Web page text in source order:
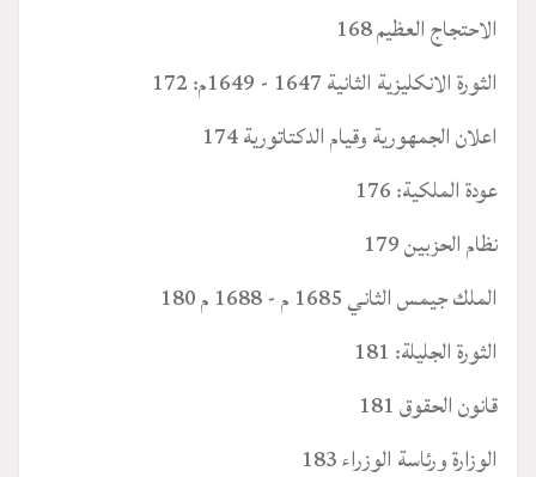
الاحتجاج العظيم 168
الثورة الانكليزية الثانية 1647 - 1649م: 172
اعلان الجمهورية وقيام الدكتاتورية 174
عودة الملكية: 176
نظام الحزبين 179
الملك جيمس الثاني 1685 م - 1688 م 180
الثورة الجليلة: 181
قانون الحقوق 181
الوزارة ورئاسة الوزراء 183